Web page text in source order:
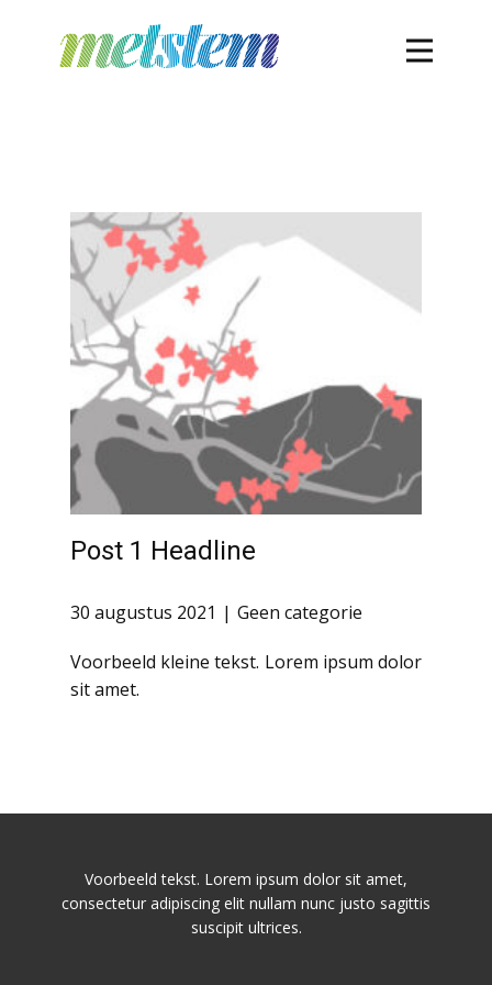
Post 1 Headline
30 augustus 2021 Geen categorie
Voorbeeld kleine tekst. Lorem ipsum dolor
sit amet.
Voorbeeld tekst. Lorem ipsum dolor sit amet,
consectetur adipiscing elit nullam nunc justo sagittis
suscipit ultrices.